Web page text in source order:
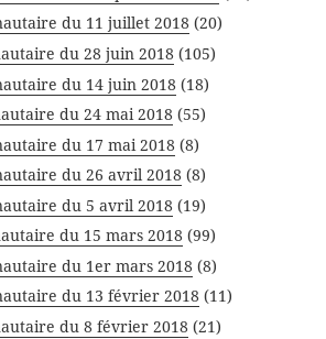
du 11 juillet 2018 (20)
du 28 juin 2018 (105)
du 14 juin 2018 (18)
du 24 mai 2018 (55)
du 17 mai 2018 (8)
du 26 avril 2018 (8)
du 5 avril 2018 (19)
du 15 mars 2018 (99)
du 1er mars 2018 (8)
du 13 février 2018 (11)
du 8 février 2018 (21)